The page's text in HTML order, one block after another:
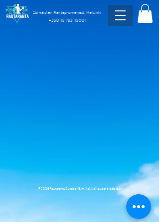
Sörnäisten Rantapromenadi, Helsinki
+358 45 783 45001
© 2026 Rautaranta Outdoor Gym. Kaikki oikeudet pidätetään.